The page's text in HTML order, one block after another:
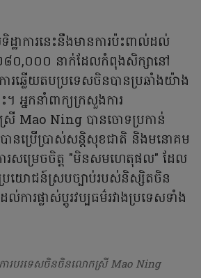
ាការនេះនឹងមានការប៉ះពាល់ដល់
០,០០០ នាក់ដែលកំពុងសិក្សានៅ
ារឆ្លើយតបប្រទេសចិនបានប្រឆាំងយ៉ាង
។ អ្នកនាំពាក្យក្រសួងការ
Mao Ning បានចោទប្រកាន់
ានប្រើប្រាស់សន្តិសុខជាតិ និងមនោគម
ារសម្រេចចិត្ត "មិនសមហេតុផល" ដែល
រយោជន៍ស្របច្បាប់របស់និស្សិតចិន
ល់ការផ្លាស់ប្តូរវប្បធម៌រវាងប្រទេសទាំង
ការបរទេសចិនចិនលោកស្រី Mao Ning